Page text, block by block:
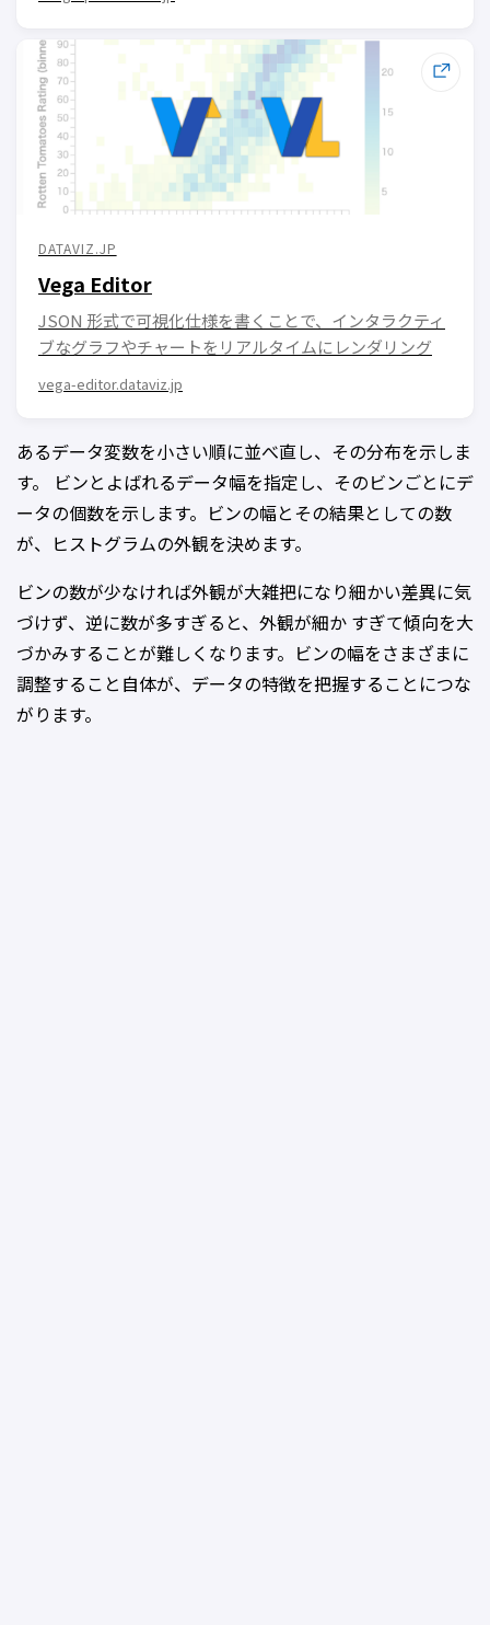
DATAVIZ.JP
Vega Editor
JSON 形式で可視化仕様を書くことで、インタラクティ
ブなグラフやチャートをリアルタイムにレンダリング
vega-editor.dataviz.jp
あるデータ変数を小さい順に並べ直し、その分布を示しま
す。 ビンとよばれるデータ幅を指定し、そのビンごとにデ
ータの個数を示します。ビンの幅とその結果としての数
が、ヒストグラムの外観を決めます。
ビンの数が少なければ外観が大雑把になり細かい差異に気
づけず、逆に数が多すぎると、外観が細か すぎて傾向を大
づかみすることが難しくなります。ビンの幅をさまざまに
調整すること自体が、データの特徴を把握することにつな
がります。